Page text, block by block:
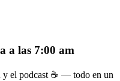
a las 7:00 am
y el podcast ☕ — todo en un